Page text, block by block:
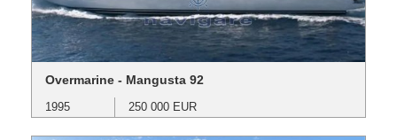
Overmarine - Mangusta 92
1995 250 000 EUR